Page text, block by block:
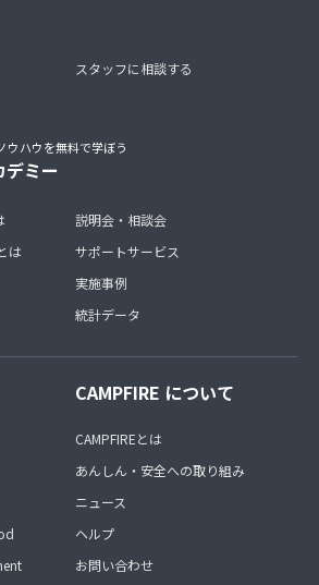
スタッフに相談する
ウハウを無料で学ぼう
デミー
は
説明会・相談会
サポートサービス
実施事例
統計データ
CAMPFIRE について
CAMPFIREとは
あんしん・安全への取り組み
ニュース
ヘルプ
お問い合わせ